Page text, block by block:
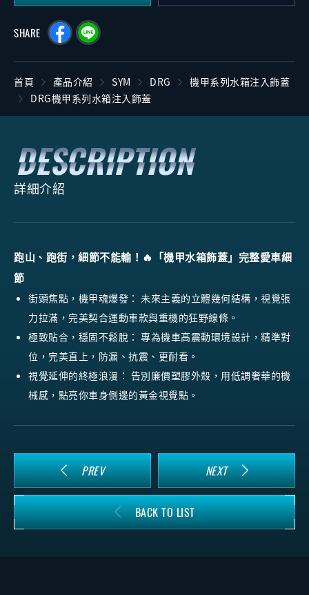
SHARE
首頁 產品介紹 SYM DRG
機甲系列水箱注入飾蓋
DRG機甲系列水箱注入飾蓋
詳細介紹
跑山、跑街，細節不能輸！🔥「機甲水箱飾蓋」完整愛車細
節
街頭焦點，機甲魂爆發： 未來主義的立體幾何結構，視覺張
力拉滿，完美契合運動車款與重機的狂野線條。
極致貼合，穩固不鬆脫： 專為機車高震動環境設計，精準對
位，完美直上，防漏、抗震、更耐看。
視覺延伸的終極浪漫： 告別廉價塑膠外殼，用低調奢華的機
械感，點亮你車身側邊的黃金視覺點。
PREV NEXT
BACK TO LIST